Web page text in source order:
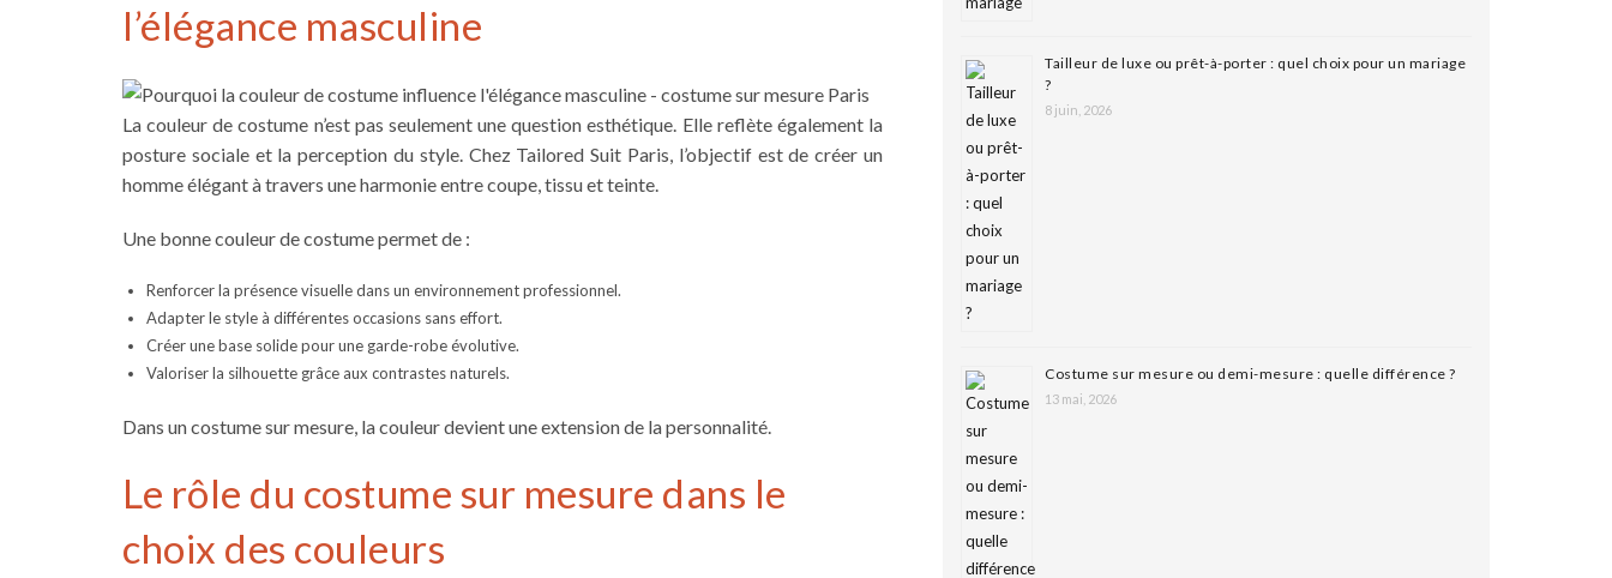
l’élégance masculine
La couleur de costume n’est pas seulement une question esthétique. Elle reflète également la
posture sociale et la perception du style. Chez Tailored Suit Paris, l’objectif est de créer un
homme élégant à travers une harmonie entre coupe, tissu et teinte.
Une bonne couleur de costume permet de :
Renforcer la présence visuelle dans un environnement professionnel.
Adapter le style à différentes occasions sans effort.
Créer une base solide pour une garde-robe évolutive.
Valoriser la silhouette grâce aux contrastes naturels.
Dans un costume sur mesure, la couleur devient une extension de la personnalité.
Le rôle du costume sur mesure dans le
choix des couleurs
Tailleur de luxe ou prêt-à-porter : quel choix pour un mariage
?
8 juin, 2026
Costume sur mesure ou demi-mesure : quelle différence ?
13 mai, 2026